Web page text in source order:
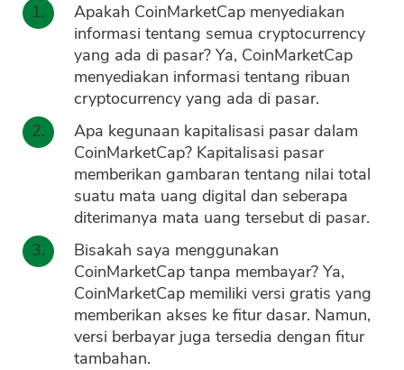
Apakah CoinMarketCap menyediakan
informasi tentang semua cryptocurrency
yang ada di pasar? Ya, CoinMarketCap
menyediakan informasi tentang ribuan
cryptocurrency yang ada di pasar.
Apa kegunaan kapitalisasi pasar dalam
CoinMarketCap? Kapitalisasi pasar
memberikan gambaran tentang nilai total
suatu mata uang digital dan seberapa
diterimanya mata uang tersebut di pasar.
Bisakah saya menggunakan
CoinMarketCap tanpa membayar? Ya,
CoinMarketCap memiliki versi gratis yang
memberikan akses ke fitur dasar. Namun,
versi berbayar juga tersedia dengan fitur
tambahan.